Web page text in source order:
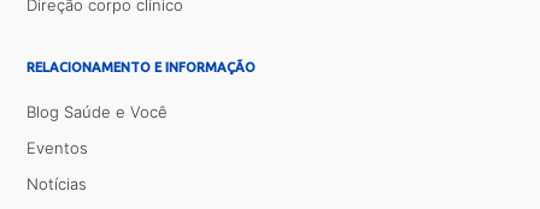
Direção corpo clínico
RELACIONAMENTO E INFORMAÇÃO
Blog Saúde e Você
Eventos
Notícias